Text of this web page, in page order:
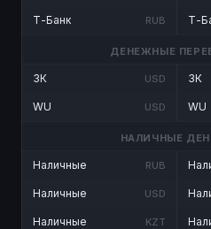
Т-Банк RUB Т-
ДЕНЕЖНЫЕ
ЗК USD
WU USD
ЗК
WU
НАЛИЧНЫЕ
Наличные RUB
Наличные USD
Наличные KZT